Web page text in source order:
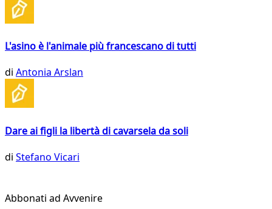
L'asino è l'animale più francescano di tutti
di Antonia Arslan
Dare ai figli la libertà di cavarsela da soli
di Stefano Vicari
Abbonati ad Avvenire